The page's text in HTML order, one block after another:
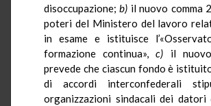
disoccupazione;b) il nuovo comma
poteri del Ministero del lavoro
in esame e istituisce
formazione continua»,c) il
prevede che ciascun fondo è
di accordi interconfederali
organizzazioni sindacali dei